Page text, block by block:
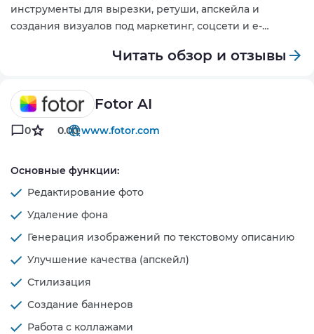
инструменты для вырезки, ретуши, апскейла и
создания визуалов под маркетинг, соцсети и e-
Читать обзор и отзывы
Fotor AI
0 0.00www.fotor.com
Основные функции:
Редактирование фото
Удаление фона
Генерация изображений по текстовому описанию
Улучшение качества (апскейл)
Стилизация
Создание баннеров
Работа с коллажами